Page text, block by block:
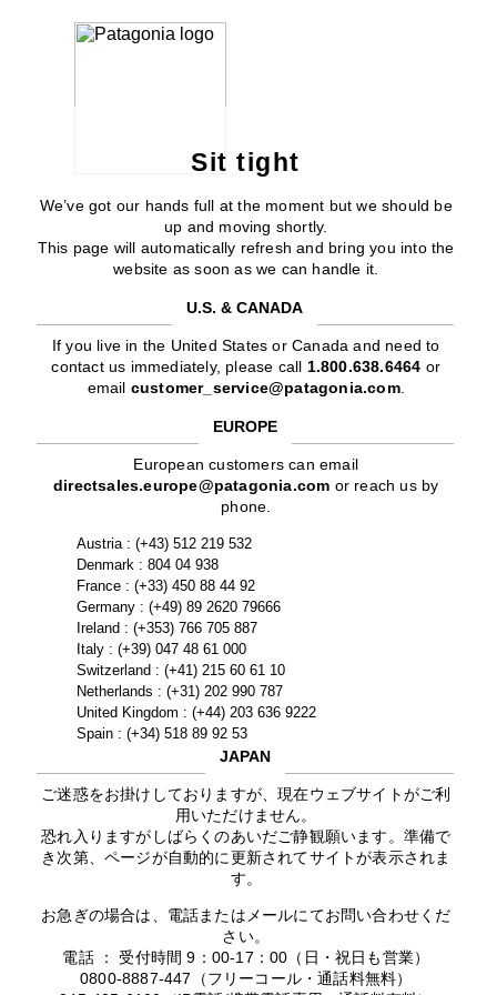
Sit tight
We’ve got our hands full at the moment but we should be
up and moving shortly.
This page will automatically refresh and bring you into the
website as soon as we can handle it.
U.S. & CANADA
If you live in the United States or Canada and need to
contact us immediately, please call 1.800.638.6464 or
email customer_service@patagonia.com.
EUROPE
European customers can email
directsales.europe@patagonia.com or reach us by
phone.
Austria : (+43) 512 219 532
Denmark : 804 04 938
France : (+33) 450 88 44 92
Germany : (+49) 89 2620 79666
Ireland : (+353) 766 705 887
Italy : (+39) 047 48 61 000
Switzerland : (+41) 215 60 61 10
Netherlands : (+31) 202 990 787
United Kingdom : (+44) 203 636 9222
Spain : (+34) 518 89 92 53
JAPAN
ご迷惑をお掛けしておりますが、現在ウェブサイトがご利
用いただけません。
恐れ入りますがしばらくのあいだご静観願います。準備で
き次第、ページが自動的に更新されてサイトが表示されま
す。
お急ぎの場合は、電話またはメールにてお問い合わせくだ
さい。
電話 ： 受付時間 9：00-17：00（日・祝日も営業）
0800-8887-447（フリーコール・通話料無料）